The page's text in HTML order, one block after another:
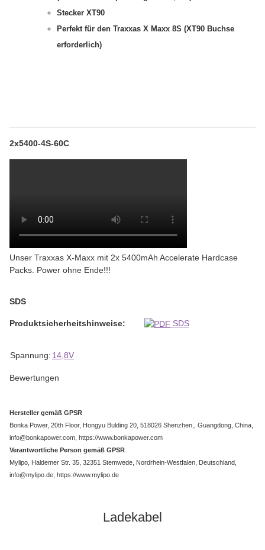
Stecker XT90
Perfekt für den Traxxas X Maxx 8S (XT90 Buchse
erforderlich)
2x5400-4S-60C
Unser Traxxas X-Maxx mit 2x 5400mAh Accelerate Hardcase
Packs. Power ohne Ende!!!
SDS
Produktsicherheitshinweise: SDS
Produkteigenschaft
Wert
Spannung: 14,8V
Bewertungen
Hersteller gemäß GPSR
Bonka Power, 20th Floor, Hongyu Bulding 20, 518026 Shenzhen,, Guangdong, China,
info@bonkapower.com, https://www.bonkapower.com
Verantwortliche Person gemäß GPSR
Mylipo, Haldemer Str. 35, 32351 Stemwede, Nordrhein-Westfalen, Deutschland,
info@mylipo.de, https://www.mylipo.de
Ladekabel